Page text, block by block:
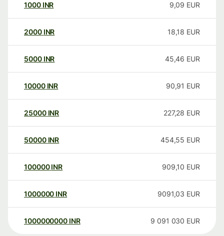
1000 INR 9,09 EUR
2000 INR 18,18 EUR
5000 INR 45,46 EUR
10000 INR 90,91 EUR
25000 INR 227,28 EUR
50000 INR 454,55 EUR
100000 INR 909,10 EUR
1000000 INR 9091,03 EUR
1000000000 INR 9 091 030 EUR